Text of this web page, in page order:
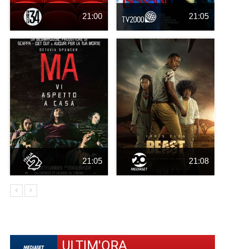
21:00 21:05
21:05 21:08
ULTIM'ORA